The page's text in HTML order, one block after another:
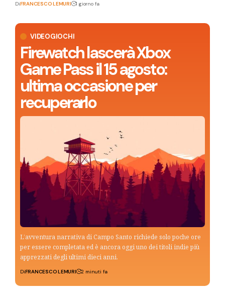
VIDEOGIOCHI
Firewatch lascerà Xbox
Game Pass il 15 agosto:
ultima occasione per
recuperarlo
L’avventura narrativa di Campo Santo richiede solo poche ore
per essere completata ed è ancora oggi uno dei titoli indie più
apprezzati degli ultimi dieci anni.
DiFRANCESCO LEMURI 2 minuti fa
DiFRANCESCO LEMURI 1 giorno fa